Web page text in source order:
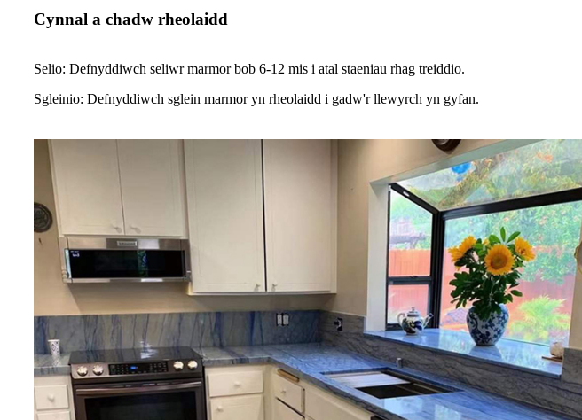
Cynnal a chadw rheolaidd
Selio: Defnyddiwch seliwr marmor bob 6-12 mis i atal staeniau rhag treiddio.
Sgleinio: Defnyddiwch sglein marmor yn rheolaidd i gadw'r llewyrch yn gyfan.